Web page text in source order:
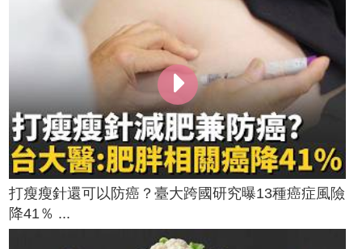
打瘦瘦針還可以防癌？臺大跨國研究曝13種癌症風險
降41％ ...